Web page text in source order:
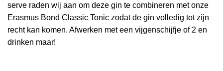
serve raden wij aan om deze gin te combineren met onze
Erasmus Bond Classic Tonic zodat de gin volledig tot zijn
recht kan komen. Afwerken met een vijgenschijfje of 2 en
drinken maar!